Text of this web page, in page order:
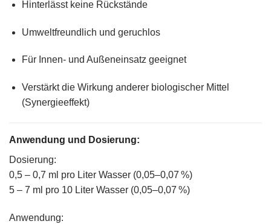
Hinterlässt keine Rückstände
Umweltfreundlich und geruchlos
Für Innen- und Außeneinsatz geeignet
Verstärkt die Wirkung anderer biologischer Mittel
(Synergieeffekt)
Anwendung und Dosierung:
Dosierung:
0,5 – 0,7 ml pro Liter Wasser (0,05–0,07 %)
5 – 7 ml pro 10 Liter Wasser (0,05–0,07 %)
Anwendung: